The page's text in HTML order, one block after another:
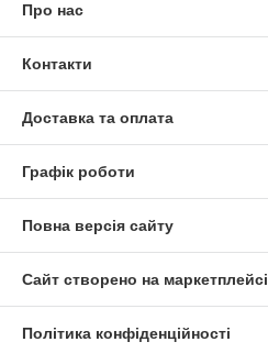
Про нас
Контакти
Доставка та оплата
Графік роботи
Повна версія сайту
Сайт створено на маркетплейсі
Політика конфіденційності